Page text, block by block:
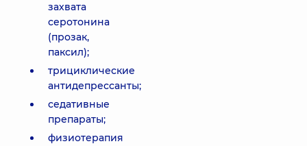
захвата
серотонина
(прозак,
паксил);
трициклические
антидепрессанты;
седативные
препараты;
физиотерапия